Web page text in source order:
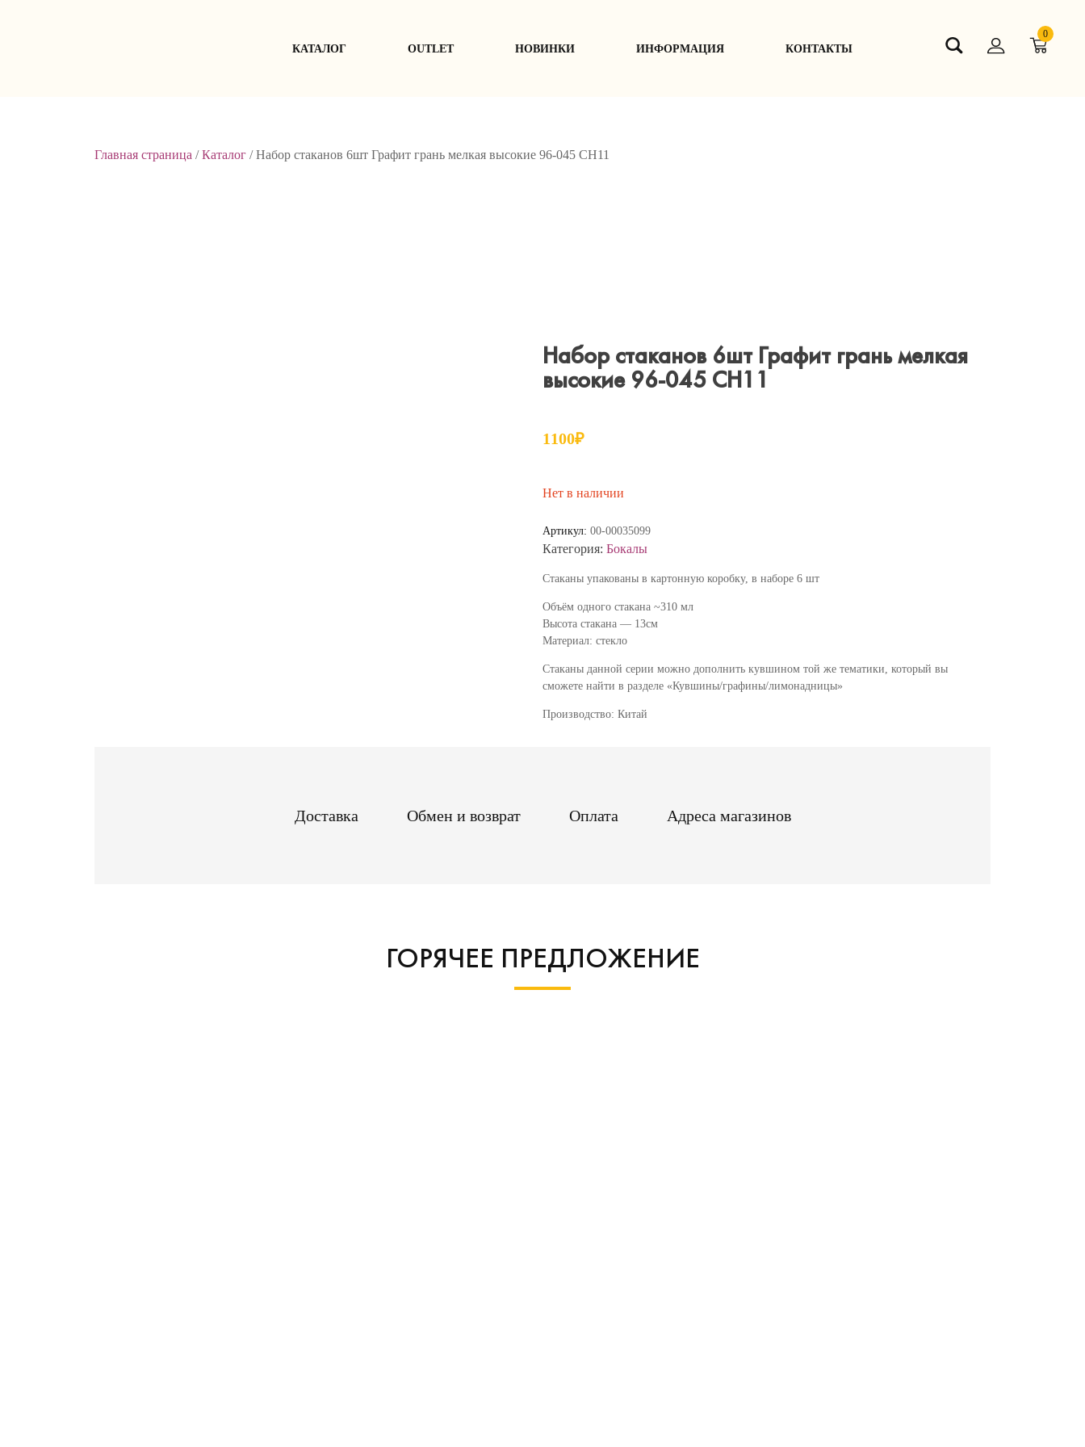
КАТАЛОГ ОUTLET НОВИНКИ ИНФОРМАЦИЯ КОНТАКТЫ
0
Главная страница /Каталог /Набор стаканов 6шт Графит грань мелкая высокие 96-045 СН11
Набор стаканов 6шт Графит грань мелкая
высокие 96-045 СН11
1100₽
Нет в наличии
Артикул: 00-00035099
Категория: Бокалы
Стаканы упакованы в картонную коробку, в наборе 6 шт
Объём одного стакана ~310 мл
Высота стакана — 13см
Материал: стекло
Стаканы данной серии можно дополнить кувшином той же тематики, который вы
сможете найти в разделе «Кувшины/графины/лимонадницы»
Производство: Китай
Доставка Обмен и возврат Оплата Адреса магазинов
ГОРЯЧЕЕ ПРЕДЛОЖЕНИЕ